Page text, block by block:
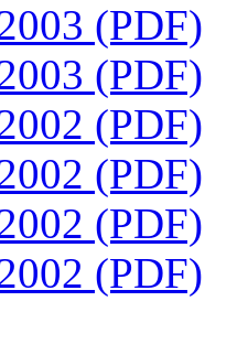
(PDF)
(PDF)
(PDF)
(PDF)
(PDF)
(PDF)